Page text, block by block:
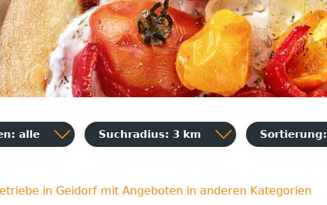
alle Suchradius: 3 km Sortierung:
in Geidorf mit Angeboten in anderen Kategorien